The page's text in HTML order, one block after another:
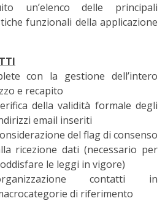
un’elenco delle principali
funzionali della applicazione
con la gestione dell’intero
e recapito
della validità formale degli
email inseriti
del flag di consenso
ricezione dati (necessario per
le leggi in vigore)
contatti in
di riferimento